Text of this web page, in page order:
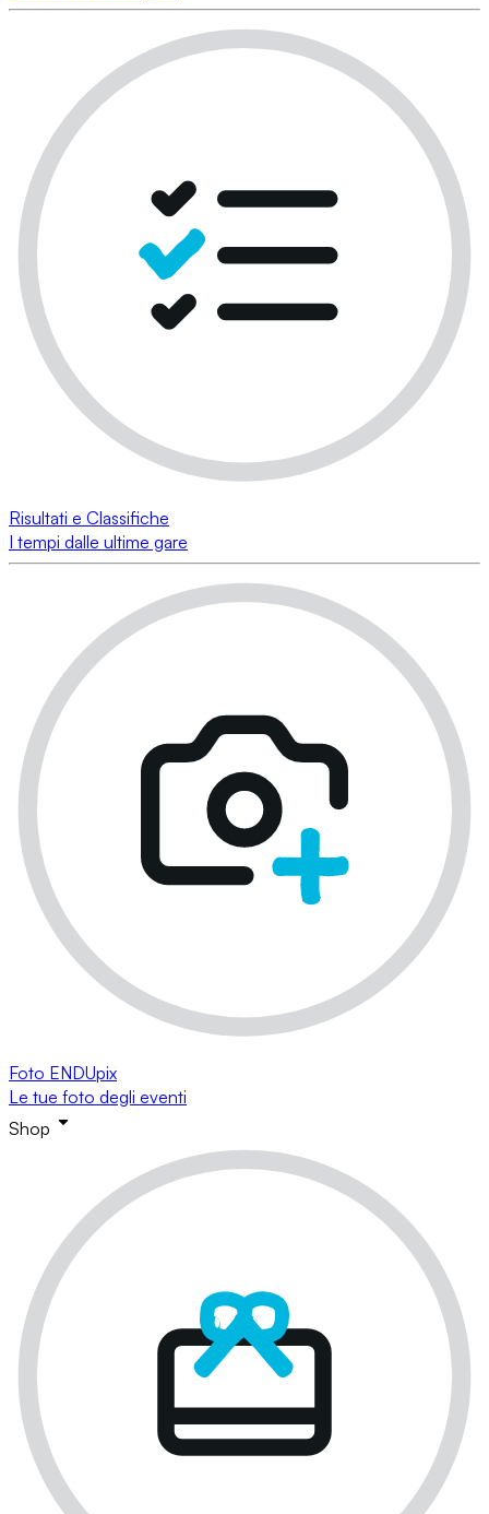
Risultati e Classifiche
I tempi dalle ultime gare
Foto ENDUpix
Le tue foto degli eventi
Shop